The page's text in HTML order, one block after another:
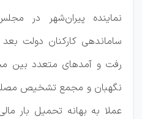
نماینده پیران‌شهر در
ساماندهی کارکنان دولت
رفت و آمدهای متعدد بین
نگهبان و مجمع تشخیص
عملا به بهانه تحمیل بار